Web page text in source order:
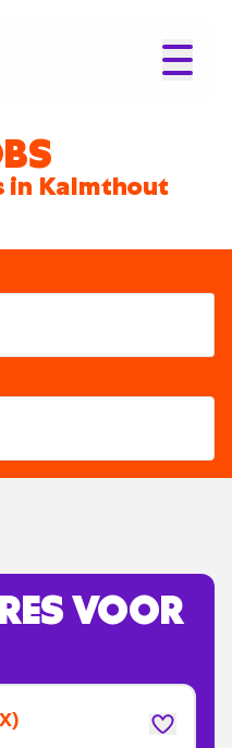
in Kalmthout
VOOR